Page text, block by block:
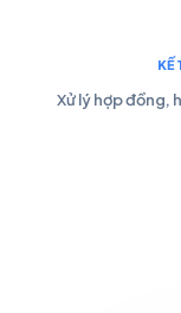
KẾ
Xử lý hợp đồng,